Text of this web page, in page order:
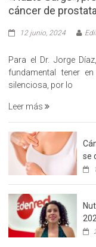
cáncer de prostata
12 junio, 2024
Para el Dr. Jorge
fundamental tener
silenciosa, por lo
Leer más
se